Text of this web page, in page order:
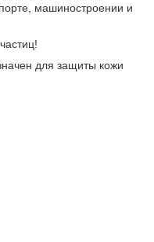
машиностроении и
для защиты кожи